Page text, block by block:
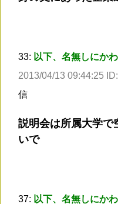
33: 以下、名無しにか
2013/04/13 09:44:25
信
説明会は所属大学で
いで
37: 以下、名無しにか